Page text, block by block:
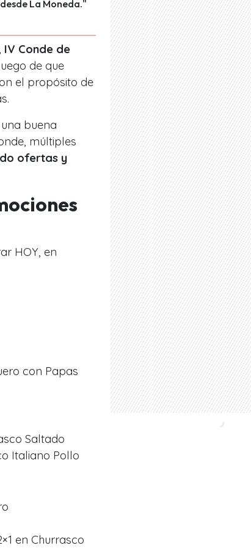
La Moneda."
IV Conde de
de que
el propósito de
buena
múltiples
ofertas y
HOY, en
con Papas
Saltado
Italiano Pollo
en Churrasco